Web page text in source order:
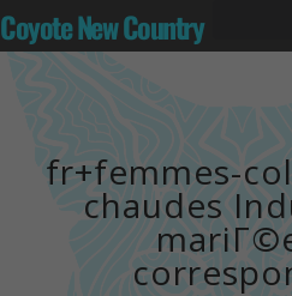
Coyote New Country
fr+femmes-
chaudes